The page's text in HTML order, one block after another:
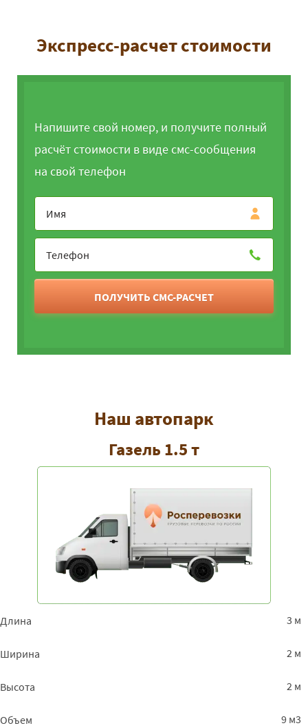
Экспресс-расчет стоимости
Напишите свой номер, и получите полный
расчёт стоимости в виде смс-сообщения
на свой телефон
ПОЛУЧИТЬ СМС-РАСЧЕТ
Наш автопарк
Газель 1.5 т
Длина 3 м
Ширина 2 м
Высота 2 м
Объем 9 м3